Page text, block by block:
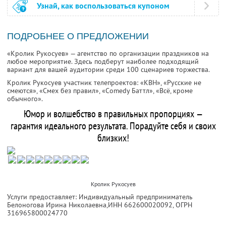
Узнай, как воспользоваться купоном
ПОДРОБНЕЕ О ПРЕДЛОЖЕНИИ
«Кролик Рукосуев» — агентство по организации праздников на
любое мероприятие. Здесь подберут наиболее подходящий
вариант для вашей аудитории среди 100 сценариев торжества.
Кролик Рукосуев участник телепроектов: «КВН», «Русские не
смеются», «Смех без правил», «Comedy Баттл», «Всё, кроме
обычного».
Юмор и волшебство в правильных пропорциях —
гарантия идеального результата. Порадуйте себя и своих
близких!
Кролик Рукосуев
Услуги предоставляет: Индивидуальный предприниматель
Белоногова Ирина Николаевна,ИНН 662600020092, ОГРН
316965800024770